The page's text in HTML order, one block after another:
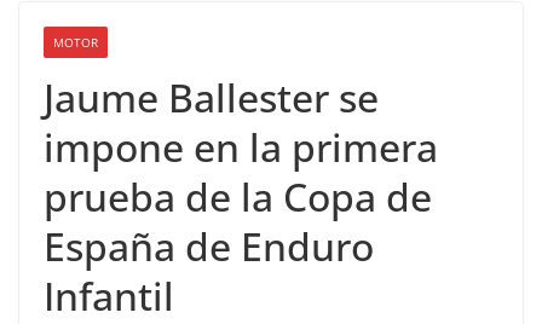
MOTOR
Jaume Ballester se
impone en la primera
prueba de la Copa de
España de Enduro
Infantil